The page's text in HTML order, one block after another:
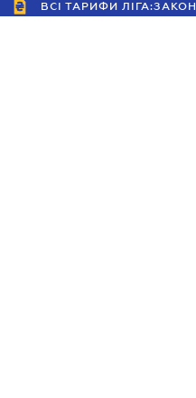
ВСІ ТАРИФИ ЛІГА:ЗАКОН